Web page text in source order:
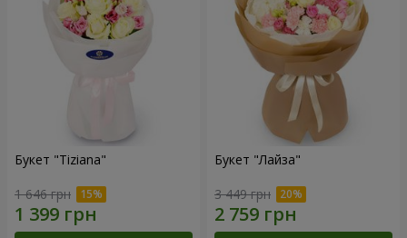
Букет "Tiziana"
1 646 грн
Букет "Лайза"
3 449 грн